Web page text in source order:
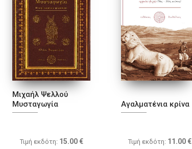
Μιχαήλ Ψελλού
Μυσταγωγία
Τιμή εκδότη: 15.00 €
Αγαλματένια κρίνα
Τιμή εκδότη: 11.00 €